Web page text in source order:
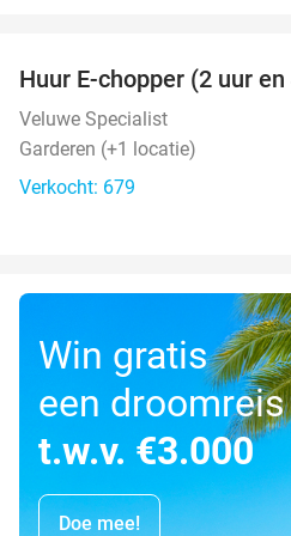
Huur E-chopper (2 uur
Veluwe Specialist
Garderen (+1 locatie)
Verkocht: 679
Win gratis
een droomreis
t.w.v. €3.000
Doe mee!